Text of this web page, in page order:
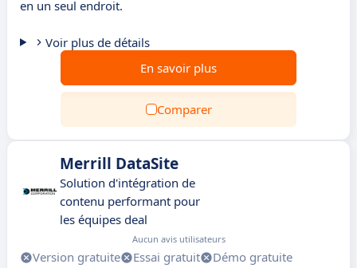
en un seul endroit.
Voir plus de détails
En savoir plus
Comparer
Merrill DataSite
Solution d'intégration de
contenu performant pour
les équipes deal
Aucun avis utilisateurs
Version gratuite Essai gratuit
Démo gratuite